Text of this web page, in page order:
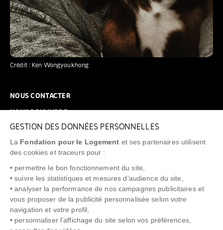
GESTION DES DONNÉES PERSONNELLES
La Fondation pour le Logement et ses partenaires utilisent
des cookies et traceurs pour :
• permettre le bon fonctionnement du site,
• suivre les statistiques et mesures d’audience du site,
• analyser la performance de nos campagnes publicitaires et
vous proposer de la publicité personnalisée selon votre
navigation et votre profil,
• personnaliser l’affichage du site selon vos préférences,
Crédit : Ken Wongyoukhong
NOUS CONTACTER
FAQ
NEWSLETTER
"Allô Prévention Expulsion" 0805 299 049